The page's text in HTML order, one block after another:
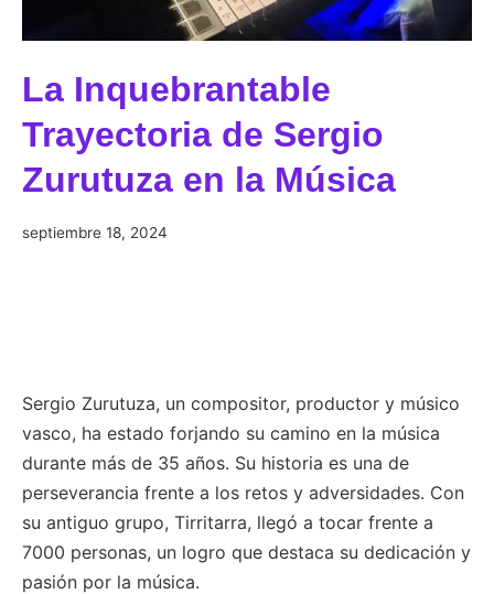
La Inquebrantable
Trayectoria de Sergio
Zurutuza en la Música
septiembre 18, 2024
Sergio Zurutuza, un compositor, productor y músico
vasco, ha estado forjando su camino en la música
durante más de 35 años. Su historia es una de
perseverancia frente a los retos y adversidades. Con
su antiguo grupo, Tirritarra, llegó a tocar frente a
7000 personas, un logro que destaca su dedicación y
pasión por la música.